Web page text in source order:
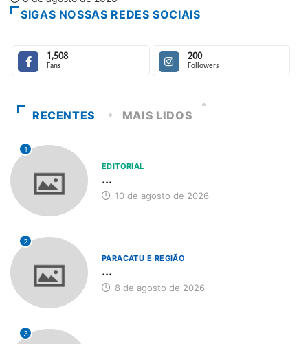
SIGAS NOSSAS REDES SOCIAIS
1,508
Fans
200
Followers
RECENTES MAIS LIDOS
1
EDITORIAL
...
10 de agosto de 2026
2
PARACATU E REGIÃO
...
8 de agosto de 2026
3